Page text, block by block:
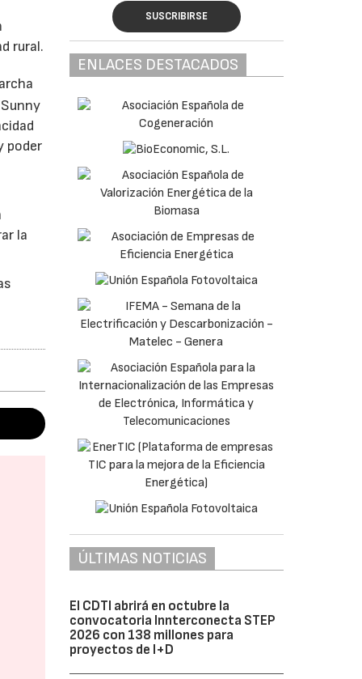
rural.
poder
la
SUSCRIBIRSE
ENLACES DESTACADOS
ÚLTIMAS NOTICIAS
El CDTI abrirá en octubre la
convocatoria Innterconecta STEP
2026 con 138 millones para
proyectos de I+D